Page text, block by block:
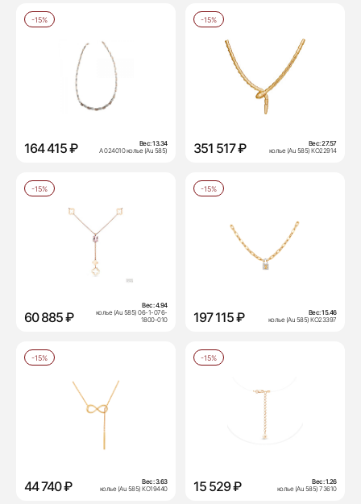
-15%
164 415 ₽ Вес:13.34
А 024010 колье (Au 585)
-15%
351 517 ₽ Вес:27.57
колье (Au 585) КО22914
-15%
60 885 ₽
Вес:4.94
колье (Au 585) 06-1-076-
1800-010
-15%
197 115 ₽ Вес:15.46
колье (Au 585) КО23397
-15%
44 740 ₽ Вес:3.63
колье (Au 585) КО19440
-15%
15 529 ₽ Вес:1.26
колье (Au 585) 73610